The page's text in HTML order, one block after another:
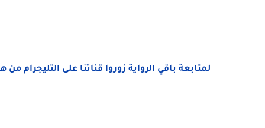
لمتابعة باقي الرواية زوروا قناتنا على التليجرام من